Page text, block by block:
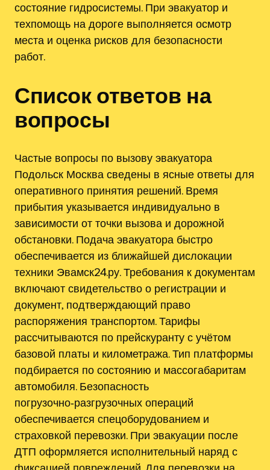
состояние гидросистемы. При эвакуатор и
техпомощь на дороге выполняется осмотр
места и оценка рисков для безопасности
работ.
Список ответов на
вопросы
Частые вопросы по вызову эвакуатора
Подольск Москва сведены в ясные ответы для
оперативного принятия решений. Время
прибытия указывается индивидуально в
зависимости от точки вызова и дорожной
обстановки. Подача эвакуатора быстро
обеспечивается из ближайшей дислокации
техники Эвамск24.ру. Требования к документам
включают свидетельство о регистрации и
документ, подтверждающий право
распоряжения транспортом. Тарифы
рассчитываются по прейскуранту с учётом
базовой платы и километража. Тип платформы
подбирается по состоянию и массогабаритам
автомобиля. Безопасность
погрузочно‑разгрузочных операций
обеспечивается спецоборудованием и
страховкой перевозки. При эвакуации после
ДТП оформляется исполнительный наряд с
фиксацией повреждений. Для перевозки на